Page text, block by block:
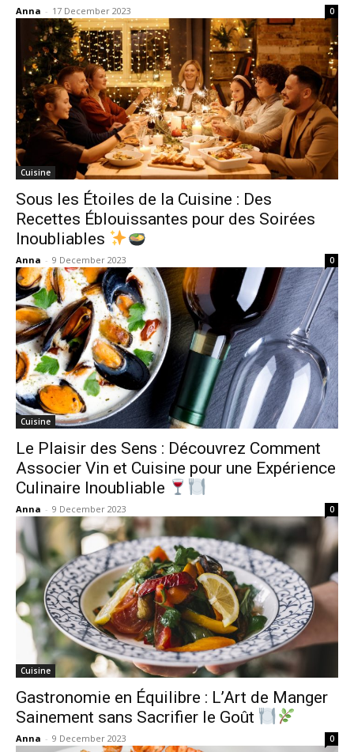
Anna - 17 December 2023 0
Cuisine
Sous les Étoiles de la Cuisine : Des
Recettes Éblouissantes pour des Soirées
Inoubliables
Anna - 9 December 2023 0
Cuisine
Le Plaisir des Sens : Découvrez Comment
Associer Vin et Cuisine pour une Expérience
Culinaire Inoubliable
Anna - 9 December 2023 0
Cuisine
Gastronomie en Équilibre : L’Art de Manger
Sainement sans Sacrifier le Goût
Anna - 9 December 2023 0